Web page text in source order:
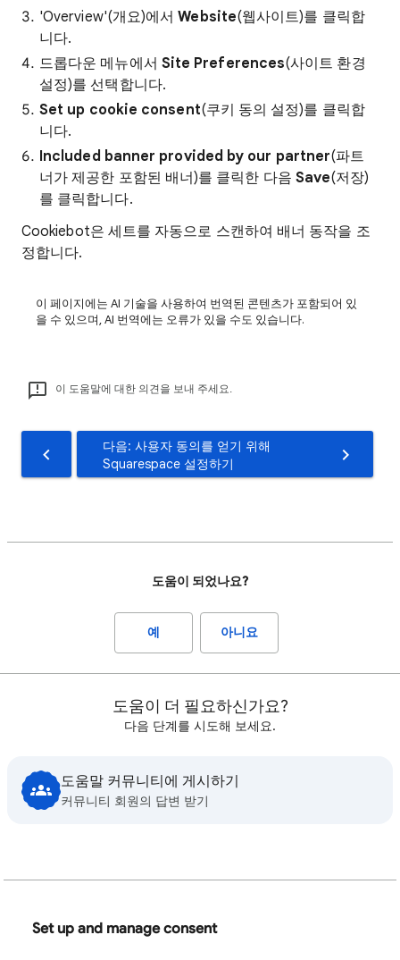
'Overview'(개요)에서Website(웹사이트)를 클릭합
니다.
드롭다운 메뉴에서 Site Preferences(사이트 환경
설정)를 선택합니다.
Set up cookie consent(쿠키 동의 설정)를 클릭합
니다.
Included banner provided by our partner(파트
너가 제공한 포함된 배너)를 클릭한 다음 Save(저장)
를 클릭합니다.
Cookiebot은 세트를 자동으로 스캔하여 배너 동작을 조
정합니다.
이 페이지에는 AI 기술을 사용하여 번역된 콘텐츠가 포함되어 있
을 수 있으며, AI 번역에는 오류가 있을 수도 있습니다.
이 도움말에 대한 의견을 보내 주세요.
다음: 사용자 동의를 얻기 위해
Squarespace 설정하기
도움이 되었나요?
예 아니요
도움이 더 필요하신가요?
다음 단계를 시도해 보세요.
도움말 커뮤니티에 게시하기
커뮤니티 회원의 답변 받기
Set up and manage consent